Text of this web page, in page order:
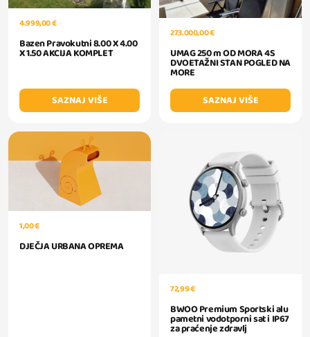
4.999,00 €
Bazen Pravokutni 8.00 X 4.00
X 1.50 AKCIJA KOMPLET
SAZNAJ VIŠE
273.000,00 €
UMAG 250 m OD MORA 4S
DVOETAŽNI STAN POGLED NA
MORE
SAZNAJ VIŠE
1,00 €
DJEČJA URBANA OPREMA
72,99 €
BWOO Premium Sportski alu
pametni vodotporni sat i IP67
za praćenje zdravlj